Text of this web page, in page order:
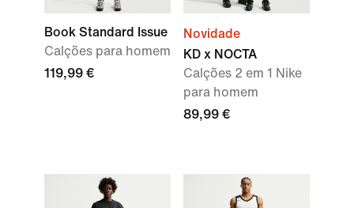
Book Standard Issue
Calções para homem
119,99 €
Novidade
KD x NOCTA
Calções 2 em 1 Nike
para homem
89,99 €